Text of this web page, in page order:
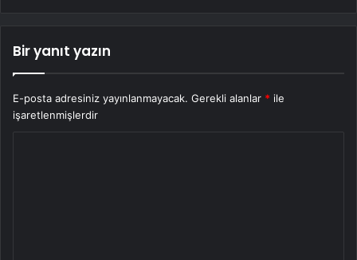
Bir yanıt yazın
E-posta adresiniz yayınlanmayacak. Gerekli alanlar * ile
işaretlenmişlerdir